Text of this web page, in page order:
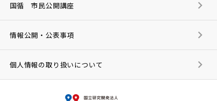
国循 市民公開講座
情報公開・公表事項
個人情報の取り扱いについて